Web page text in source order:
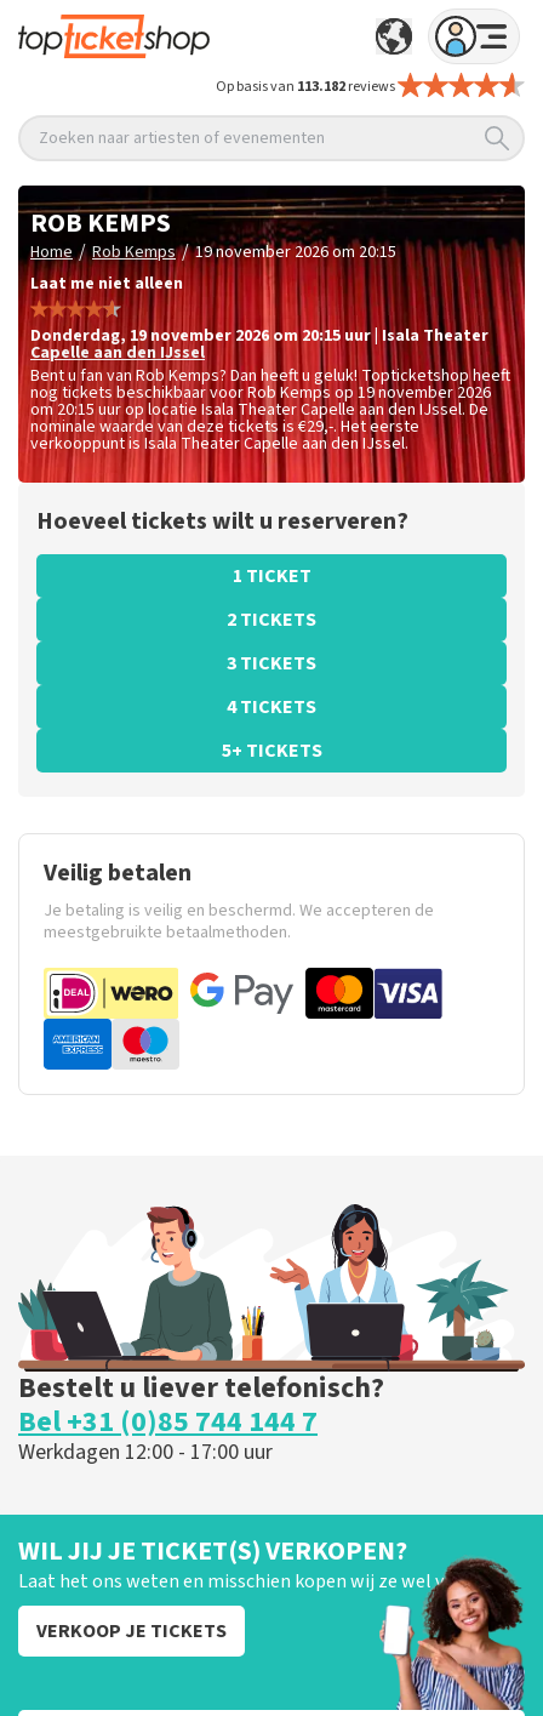
Op basis van 113.182reviews
Zoeken naar artiesten of evenementen
ROB KEMPS
Home / Rob Kemps / 19 november 2026 om 20:15
Laat me niet alleen
donderdag, 19 november 2026 om 20:15 uur Isala Theater
Capelle aan den IJssel
Bent u fan van Rob Kemps? Dan heeft u geluk! Topticketshop heeft
nog tickets beschikbaar voor Rob Kemps op 19 november 2026
om 20:15 uur op locatie Isala Theater Capelle aan den IJssel. De
nominale waarde van deze tickets is €29,-. Het eerste
verkooppunt is Isala Theater Capelle aan den IJssel.
Hoeveel tickets wilt u reserveren?
1 TICKET
2 TICKETS
3 TICKETS
4 TICKETS
5+ TICKETS
Veilig betalen
Je betaling is veilig en beschermd. We accepteren de
meestgebruikte betaalmethoden.
Bestelt u liever telefonisch?
Bel +31 (0)85 744 144 7
Werkdagen 12:00 - 17:00 uur
WIL JIJ JE TICKET(S) VERKOPEN?
Laat het ons weten en misschien kopen wij ze wel van je!
VERKOOP JE TICKETS